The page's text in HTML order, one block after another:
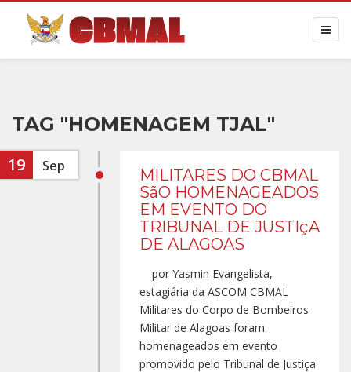
TAG "HOMENAGEM TJAL"
19 Sep
MILITARES DO CBMAL
SãO HOMENAGEADOS
EM EVENTO DO
TRIBUNAL DE JUSTIçA
DE ALAGOAS
por Yasmin Evangelista,
estagiária da ASCOM CBMAL
Militares do Corpo de Bombeiros
Militar de Alagoas foram
homenageados em evento
promovido pelo Tribunal de Justiça